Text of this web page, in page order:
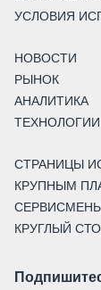
УСЛОВИЯ
НОВОСТИ
РЫНОК
АНАЛИТИКА
ТЕХНОЛОГИИ
СТРАНИЦЫ
КРУПНЫМ
КРУГЛЫЙ